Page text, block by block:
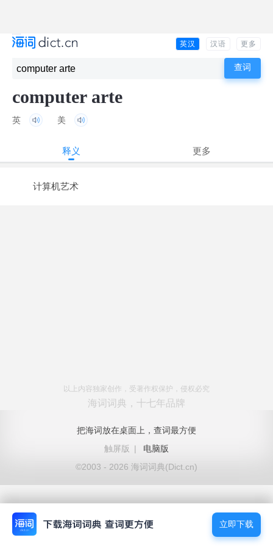
英汉 汉语 更多
computer arte
英 美
释义 更多
计算机艺术
以上内容独家创作，受著作权保护，侵权必究
海词词典，十七年品牌
把海词放在桌面上，查词最方便
触屏版
|
电脑版
©2003 - 2026 海词词典(Dict.cn)
立即下载
立即下载